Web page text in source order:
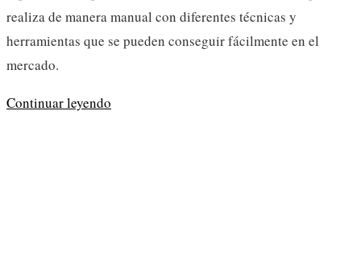
realiza de manera manual con diferentes técnicas y
herramientas que se pueden conseguir fácilmente en el
mercado.
Continuar leyendo